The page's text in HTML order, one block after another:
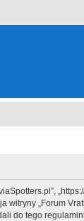
„Forum
tego